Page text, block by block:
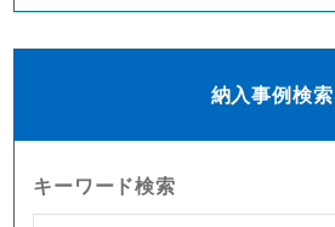
納入事例検索
キーワード検索